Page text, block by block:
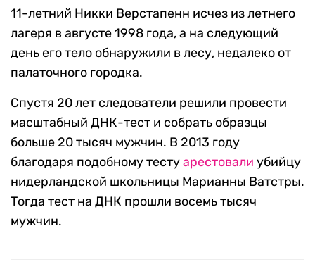
11-летний Никки Верстапенн исчез из летнего
лагеря в августе 1998 года, а на следующий
день его тело обнаружили в лесу, недалеко от
палаточного городка.
Спустя 20 лет следователи решили провести
масштабный ДНК-тест и собрать образцы
больше 20 тысяч мужчин. В 2013 году
благодаря подобному тестуарестовали убийцу
нидерландской школьницы Марианны Ватстры.
Тогда тест на ДНК прошли восемь тысяч
мужчин.